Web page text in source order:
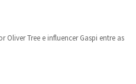
Tree e influencer Gaspi entre as